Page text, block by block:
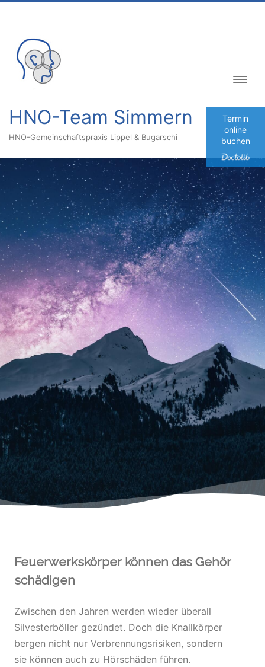
Termin
online
buchen
HNO-Team Simmern
HNO-Gemeinschaftspraxis Lippel & Bugarschi
Feuerwerkskörper können das Gehör
schädigen
Zwischen den Jahren werden wieder überall
Silvesterböller gezündet. Doch die Knallkörper
bergen nicht nur Verbrennungsrisiken, sondern
sie können auch zu Hörschäden führen.